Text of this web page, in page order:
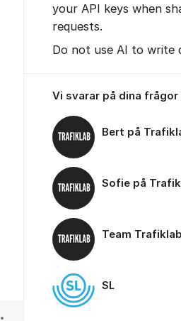
your API keys when
requests.
Do not use AI to write
Vi svarar på dina frågor
Bert på
Sofie på
Team Trafiklab
SL